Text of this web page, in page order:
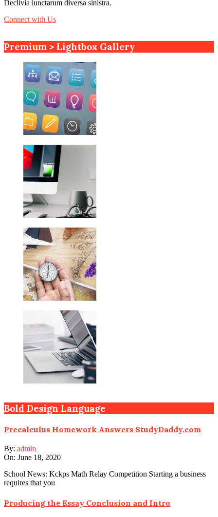
Declivia iunctarum diversa sinistra.
Connect with Us
Premium > Lightbox Gallery
Bold Design Language
Precalculus Homework Answers StudyDaddy.com
By: admin
On: June 18, 2020
School News: Kckps Math Relay Competition Starting a business
requires that you
Producing the Essay Conclusion and Intro